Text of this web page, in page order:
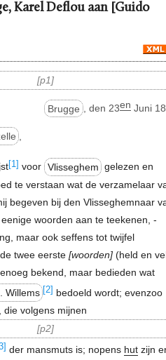
Karel Deflou aan [Guido
p1
Brugge , den 23enJuni
[1] voor Vlisseghem gelezen en
te verstaan wat de verzamelaar
begeven bij den Vlisseghemnaar
woorden aan te teekenen, -
maar ook seffens tot twijfel
twee eerste woorden (held en
bekend, maar bedieden wat
Willems [2] bedoeld wordt; evenzoo
volgens mijnen
p2
der mansmuts is; nopens hutzijn